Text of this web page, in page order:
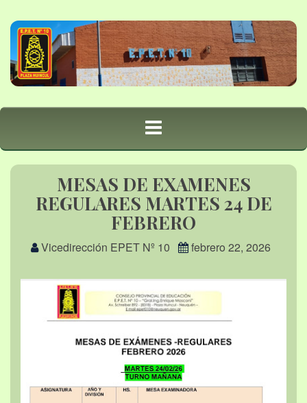
MESAS DE EXAMENES
REGULARES MARTES 24 DE
FEBRERO
Vicedirección EPET Nº 10 febrero 22, 2026